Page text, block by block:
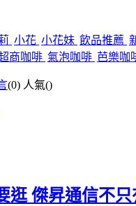
小花 小花妹 飲品推薦
商咖啡 氣泡咖啡 芭樂咖
(0) 人氣()
逛 傑昇通信不